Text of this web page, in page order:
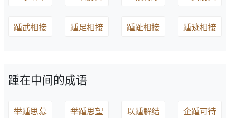
踵武相接 踵足相接 踵趾相接 踵迹相接
踵在中间的成语
举踵思慕 举踵思望 以踵解结 企踵可待